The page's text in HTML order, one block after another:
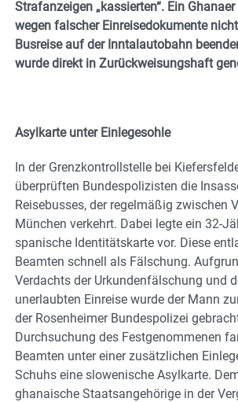
Strafanzeigen „kassierten“. Ein
wegen falscher Einreisedokumente
Busreise auf der Inntalautobahn
wurde direkt in Zurückweisungshaft
Asylkarte unter Einlegesohle
In der Grenzkontrollstelle bei
überprüften Bundespolizisten die
Reisebusses, der regelmäßig zwischen
München verkehrt. Dabei legte ein 32-
spanische Identitätskarte vor. Diese
Beamten schnell als Fälschung.
Verdachts der Urkundenfälschung und
unerlaubten Einreise wurde der Mann
der Rosenheimer Bundespolizei
Durchsuchung des Festgenommenen
Beamten unter einer zusätzlichen
Schuhs eine slowenische Asylkarte.
ghanaische Staatsangehörige in der